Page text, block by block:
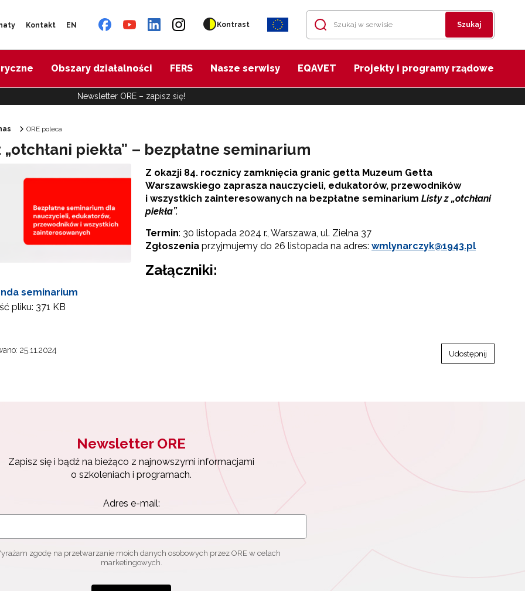
Kontakt EN Kontrast Szukaj
Obszary działalności FERS Nasze serwisy EQAVET Projekty i programy rządowe
Newsletter ORE – zapisz się!
Rozwoju Edukacji"
ORE poleca
„otchłani piekła” – bezpłatne seminarium
Z okazji 84. rocznicy zamknięcia granic getta Muzeum Getta
Warszawskiego zaprasza nauczycieli, edukatorów, przewodników
i wszystkich zainteresowanych na bezpłatne seminarium Listy z „otchłani
piekła”.
Termin: 30 listopada 2024 r., Warszawa, ul. Zielna 37
Zgłoszenia przyjmujemy do 26 listopada na adres: wmlynarczyk@1943.pl
Załączniki:
seminarium
pliku: 371 KB
25.11.2024 Udostępnij
Newsletter ORE
Zapisz się i bądź na bieżąco z najnowszymi informacjami
o szkoleniach i programach.
Adres e-mail:
zgodę na przetwarzanie moich danych osobowych przez ORE w celach
marketingowych.